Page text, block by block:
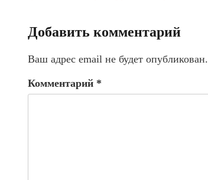
Добавить комментарий
Ваш адрес email не будет опубликован.
Комментарий *